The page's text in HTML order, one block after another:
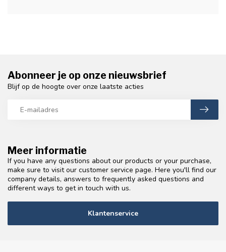
Meer informatie
If you have any questions about our products or your purchase,
make sure to visit our customer service page. Here you'll find our
company details, answers to frequently asked questions and
different ways to get in touch with us.
Klantenservice
Abonneer je op onze nieuwsbrief
Blijf op de hoogte over onze laatste acties